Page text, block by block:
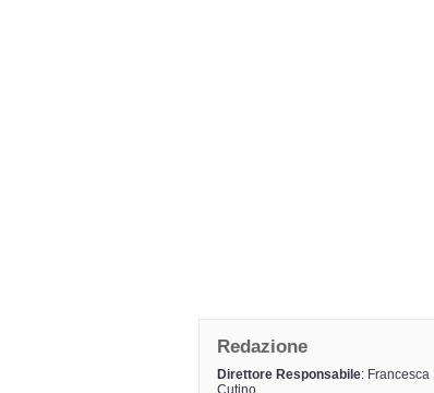
Redazione
Direttore Responsabile: Francesca
Cutino